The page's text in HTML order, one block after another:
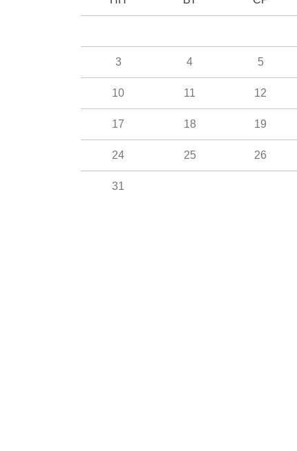
3 4 5
10 11 12
17 18 19
24 25 26
31